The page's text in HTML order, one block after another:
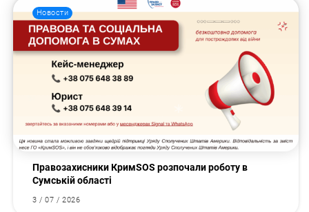
Новости
Правозахисники КримSOS розпочали роботу в
Сумській області
3 / 07 / 2026